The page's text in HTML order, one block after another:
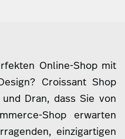
Online-Shop mit
Croissant Shop
Dran, dass Sie von
Shop erwarten
einzigartigen